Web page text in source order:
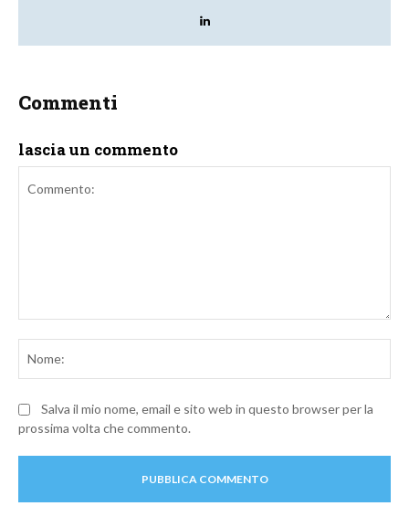
Commenti
lascia un commento
Salva il mio nome, email e sito web in questo browser per la
prossima volta che commento.